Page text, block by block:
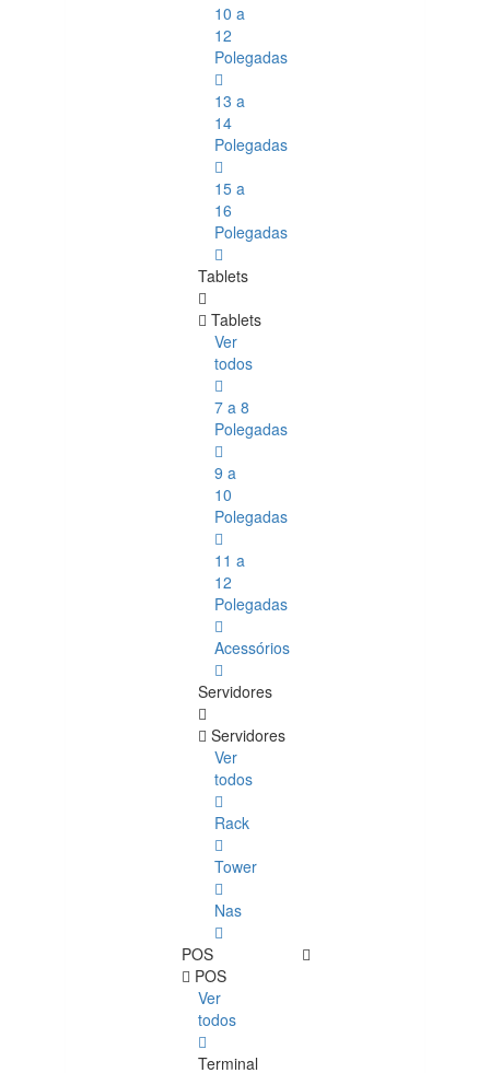
10 a
12
Polegadas
13 a
14
Polegadas
15 a
16
Polegadas
Tablets
Tablets
Ver
todos
7 a 8
Polegadas
9 a
10
Polegadas
11 a
12
Polegadas
Acessórios
Servidores
Servidores
Ver
todos
Rack
Tower
Nas
POS
POS
Ver
todos
Terminal